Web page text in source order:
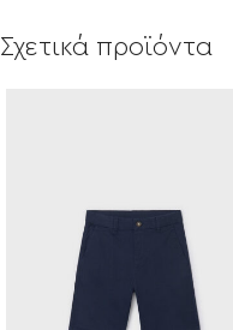
Σχετικά προϊόντα